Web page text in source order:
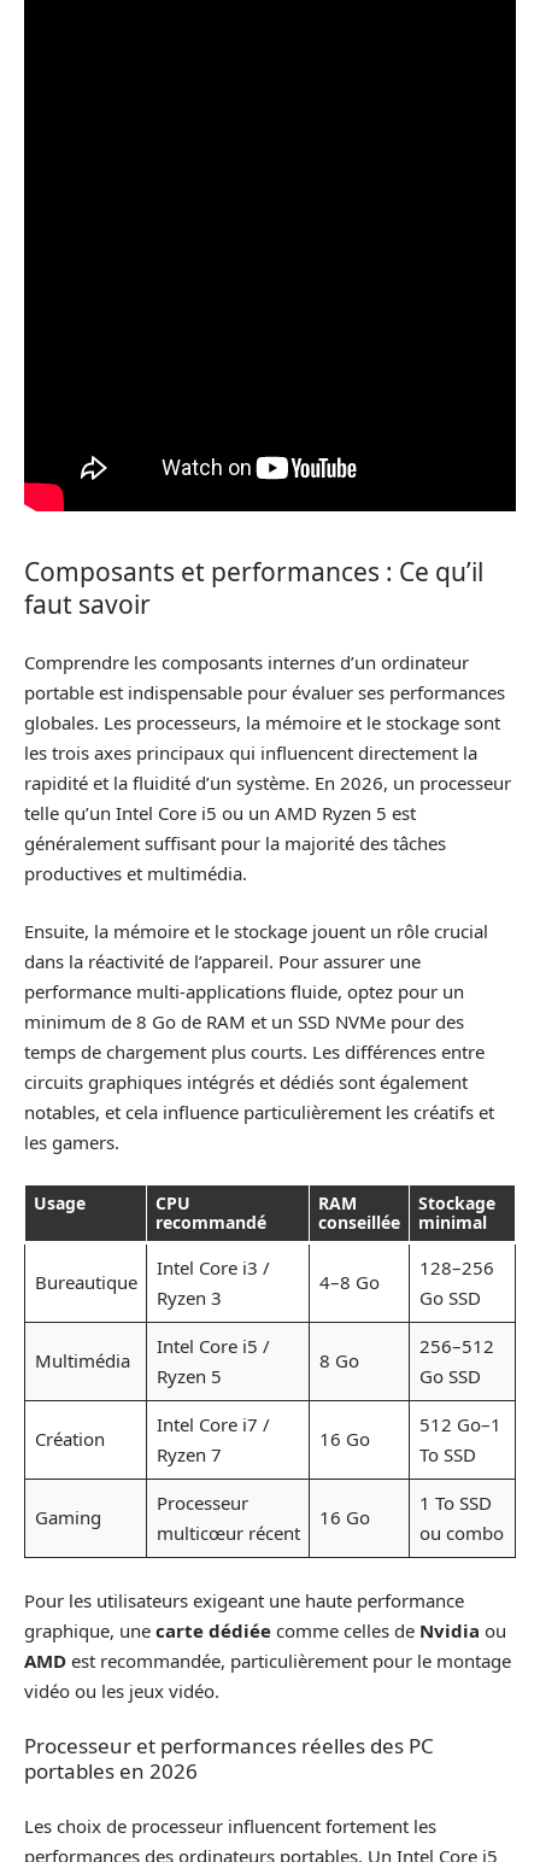
Composants et performances : Ce qu’il
faut savoir
Comprendre les composants internes d’un ordinateur
portable est indispensable pour évaluer ses performances
globales. Les processeurs, la mémoire et le stockage sont
les trois axes principaux qui influencent directement la
rapidité et la fluidité d’un système. En 2026, un processeur
telle qu’un Intel Core i5 ou un AMD Ryzen 5 est
généralement suffisant pour la majorité des tâches
productives et multimédia.
Ensuite, la mémoire et le stockage jouent un rôle crucial
dans la réactivité de l’appareil. Pour assurer une
performance multi-applications fluide, optez pour un
minimum de 8 Go de RAM et un SSD NVMe pour des
temps de chargement plus courts. Les différences entre
circuits graphiques intégrés et dédiés sont également
notables, et cela influence particulièrement les créatifs et
les gamers.
Usage
CPU
recommandé
RAM
conseillée
Stockage
minimal
Bureautique
Intel Core i3 /
Ryzen 3
4–8 Go
128–256
Go SSD
Multimédia
Intel Core i5 /
Ryzen 5
8 Go
256–512
Go SSD
Création
Intel Core i7 /
Ryzen 7
16 Go
512 Go–1
To SSD
Gaming
Processeur
multicœur récent
16 Go
1 To SSD
ou combo
Pour les utilisateurs exigeant une haute performance
graphique, une carte dédiée comme celles de Nvidia ou
AMD est recommandée, particulièrement pour le montage
vidéo ou les jeux vidéo.
Processeur et performances réelles des PC
portables en 2026
Les choix de processeur influencent fortement les
performances des ordinateurs portables. Un Intel Core i5